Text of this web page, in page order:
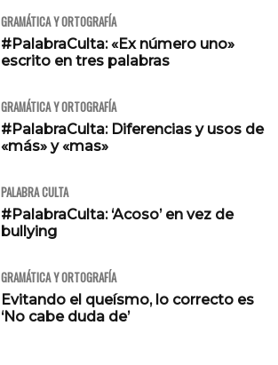
GRAMÁTICA Y ORTOGRAFÍA
#PalabraCulta: «Ex número uno»
escrito en tres palabras
GRAMÁTICA Y ORTOGRAFÍA
#PalabraCulta: Diferencias y usos de
«más» y «mas»
PALABRA CULTA
#PalabraCulta: ‘Acoso’ en vez de
bullying
GRAMÁTICA Y ORTOGRAFÍA
Evitando el queísmo, lo correcto es
‘No cabe duda de’